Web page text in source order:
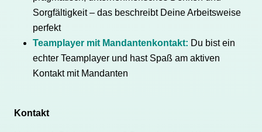
Sorgfältigkeit – das beschreibt Deine Arbeitsweise
perfekt
Teamplayer mit Mandantenkontakt: Du bist ein
echter Teamplayer und hast Spaß am aktiven
Kontakt mit Mandanten
Kontakt